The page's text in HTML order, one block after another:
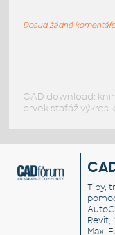
Dosud žádné
CAD download:
prvek stafáž výkres
Tipy,
Revit,
Max,